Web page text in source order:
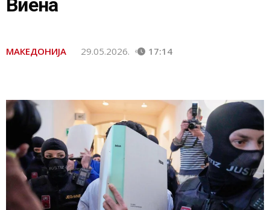
Виена
МАКЕДОНИЈА 29.05.2026. 17:14